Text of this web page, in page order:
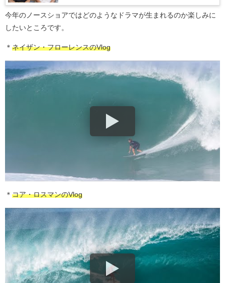
今年のノースショアではどのようなドラマが生まれるのか楽しみに
したいところです。
＊ ネイザン・フローレンスのVlog
＊ コア・ロスマンのVlog